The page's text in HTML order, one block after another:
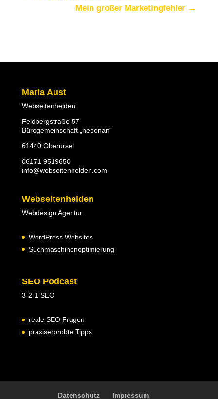
Mein großer Marketingfehler →
Maria Aust
Webseitenhelden
Feldbergstraße 57
Bürogemeinschaft „nebenan“
61440 Oberursel
06171 9519650
info@webseitenhelden.com
Webseitenhelden
Webdesign Agentur
WordPress Websites
Suchmaschinenoptimierung
SEO Podcast
3-2-1 SEO
reale SEO Fragen
praxiserprobte Tipps
Datenschutz Impressum